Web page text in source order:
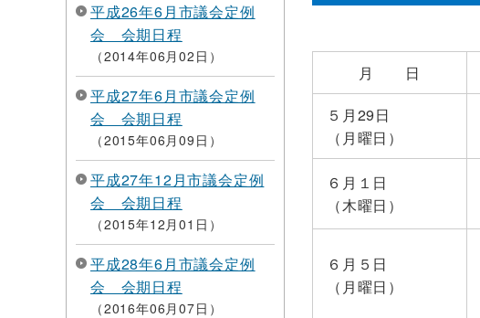
平成26年6月市議会定例
会 会期日程
2014年06月02日
平成27年6月市議会定例
会 会期日程
2015年06月09日
平成27年12月市議会定例
会 会期日程
2015年12月01日
平成28年6月市議会定例
会 会期日程
2016年06月07日
月 日
５月29日
（月曜日）
６月１日
（木曜日）
６月５日
（月曜日）